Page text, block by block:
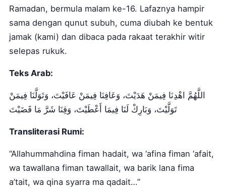
Ramadan, bermula malam ke-16. Lafaznya hampir
sama dengan qunut subuh, cuma diubah ke bentuk
jamak (kami) dan dibaca pada rakaat terakhir witir
selepas rukuk.
Teks Arab:
اللَّهُمَّ اهْدِنَا فِيمَنْ هَدَيْتَ، وَعَافِنَا فِيمَنْ عَافَيْتَ، وَتَوَلَّنَا فِيمَنْ
تَوَلَّيْتَ، وَبَارِكْ لَنَا فِيمَا أَعْطَيْتَ، وَقِنَا شَرَّ مَا قَضَيْتَ
Transliterasi Rumi:
“Allahummahdina fiman hadait, wa ‘afina fiman ‘afait,
wa tawallana fiman tawallait, wa barik lana fima
a’tait, wa qina syarra ma qadait…”